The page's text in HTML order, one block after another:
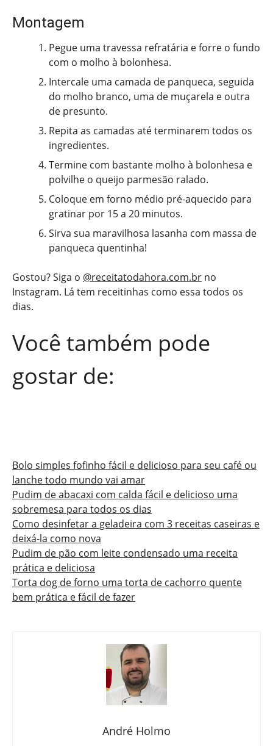
Montagem
Pegue uma travessa refratária e forre o fundo
com o molho à bolonhesa.
Intercale uma camada de panqueca, seguida
do molho branco, uma de muçarela e outra
de presunto.
Repita as camadas até terminarem todos os
ingredientes.
Termine com bastante molho à bolonhesa e
polvilhe o queijo parmesão ralado.
Coloque em forno médio pré-aquecido para
gratinar por 15 a 20 minutos.
Sirva sua maravilhosa lasanha com massa de
panqueca quentinha!
Gostou? Siga o @receitatodahora.com.br no
Instagram. Lá tem receitinhas como essa todos os
dias.
Você também pode
gostar de:
Bolo simples fofinho fácil e delicioso para seu café ou
lanche todo mundo vai amar
Pudim de abacaxi com calda fácil e delicioso uma
sobremesa para todos os dias
Como desinfetar a geladeira com 3 receitas caseiras e
deixá-la como nova
Pudim de pão com leite condensado uma receita
prática e deliciosa
Torta dog de forno uma torta de cachorro quente
bem prática e fácil de fazer
André Holmo